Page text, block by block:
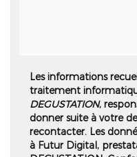
Les informations
traitement
DEGUSTATION,
donner suite à votre
recontacter. Les
à Futur Digital,